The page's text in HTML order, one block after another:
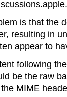
is that the
resulting in
appear to
following
be the raw
MIME